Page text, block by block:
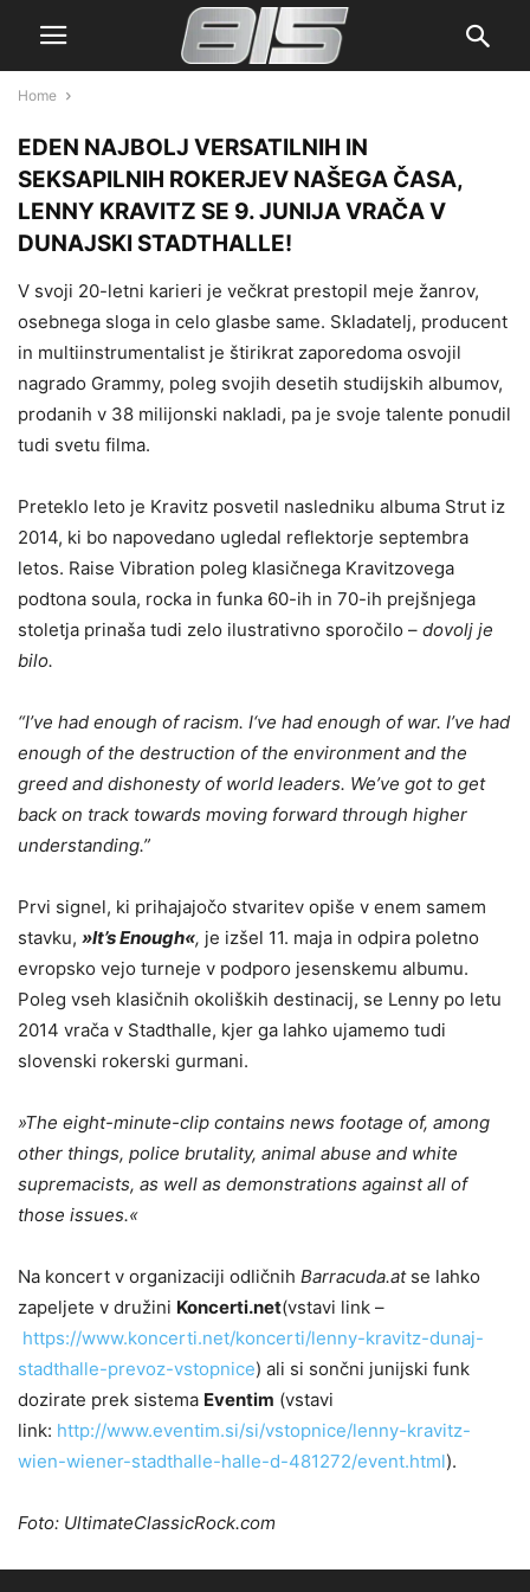
Home
EDEN NAJBOLJ VERSATILNIH IN
SEKSAPILNIH ROKERJEV NAŠEGA ČASA,
LENNY KRAVITZ SE 9. JUNIJA VRAČA V
DUNAJSKI STADTHALLE!
V svoji 20-letni karieri je večkrat prestopil meje žanrov,
osebnega sloga in celo glasbe same. Skladatelj, producent
in multiinstrumentalist je štirikrat zaporedoma osvojil
nagrado Grammy, poleg svojih desetih studijskih albumov,
prodanih v 38 milijonski nakladi, pa je svoje talente ponudil
tudi svetu filma.
Preteklo leto je Kravitz posvetil nasledniku albuma Strut iz
2014, ki bo napovedano ugledal reflektorje septembra
letos. Raise Vibration poleg klasičnega Kravitzovega
podtona soula, rocka in funka 60-ih in 70-ih prejšnjega
stoletja prinaša tudi zelo ilustrativno sporočilo – dovolj je
bilo.
“I’ve had enough of racism. I‘ve had enough of war. I’ve had
enough of the destruction of the environment and the
greed and dishonesty of world leaders. We’ve got to get
back on track towards moving forward through higher
understanding.”
Prvi signel, ki prihajajočo stvaritev opiše v enem samem
stavku, »It’s Enough«, je izšel 11. maja in odpira poletno
evropsko vejo turneje v podporo jesenskemu albumu.
Poleg vseh klasičnih okoliških destinacij, se Lenny po letu
2014 vrača v Stadthalle, kjer ga lahko ujamemo tudi
slovenski rokerski gurmani.
»The eight-minute-clip contains news footage of, among
other things, police brutality, animal abuse and white
supremacists, as well as demonstrations against all of
those issues.«
Na koncert v organizaciji odličnih Barracuda.atse lahko
zapeljete v družini Koncerti.net(vstavi link –
https://www.koncerti.net/koncerti/lenny-kravitz-dunaj-
stadthalle-prevoz-vstopnice) ali si sončni junijski funk
dozirate prek sistema Eventim (vstavi
link: http://www.eventim.si/si/vstopnice/lenny-kravitz-
wien-wiener-stadthalle-halle-d-481272/event.html).
Foto: UltimateClassicRock.com